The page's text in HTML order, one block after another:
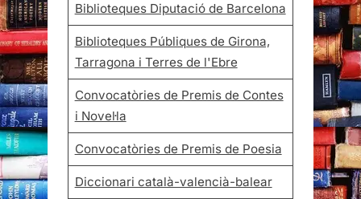
Biblioteques Diputació de Barcelona
Biblioteques Públiques de Girona,
Tarragona i Terres de l'Ebre
Convocatòries de Premis de Contes
i Novel·la
Convocatòries de Premis de Poesia
Diccionari català-valencià-balear